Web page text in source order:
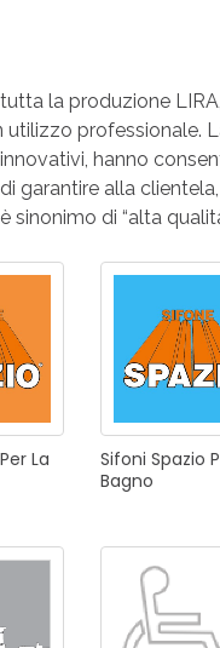
2025
la produzione
professionale.
hanno
garantire alla
di “alta
Per La
Sifoni Spazio
Bagno